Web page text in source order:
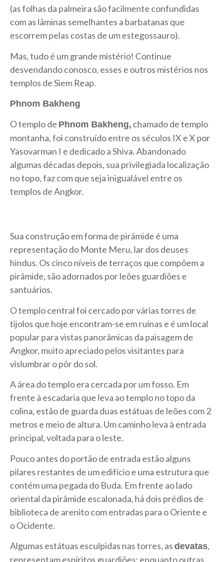
(as folhas da palmeira são facilmente confundidas
com as lâminas semelhantes a barbatanas que
escorrem pelas costas de um estegossauro).
Mas, tudo é um grande mistério! Continue
desvendando conosco, esses e outros mistérios nos
templos de Siem Reap.
Phnom Bakheng
O templo de Phnom Bakheng, chamado de templo
montanha, foi construído entre os séculos IX e X por
Yasovarman I e dedicado a Shiva. Abandonado
algumas décadas depois, sua privilegiada localização
no topo, faz com que seja inigualável entre os
templos de Angkor.
Sua construção em forma de pirâmide é uma
representação do Monte Meru, lar dos deuses
hindus. Os cinco níveis de terraços que compõem a
pirâmide, são adornados por leões guardiões e
santuários.
O templo central foi cercado por várias torres de
tijolos que hoje encontram-se em ruínas e é um local
popular para vistas panorâmicas da paisagem de
Angkor, muito apreciado pelos visitantes para
vislumbrar o pôr do sol.
A área do templo era cercada por um fosso. Em
frente à escadaria que leva ao templo no topo da
colina, estão de guarda duas estátuas de leões com 2
metros e meio de altura. Um caminho leva à entrada
principal, voltada para o leste.
Pouco antes do portão de entrada estão alguns
pilares restantes de um edifício e uma estrutura que
contém uma pegada do Buda. Em frente ao lado
oriental da pirâmide escalonada, há dois prédios de
biblioteca de arenito com entradas para o Oriente e
o Ocidente.
Algumas estátuas esculpidas nas torres, as devatas,
representam espíritos guardiões; enquanto outras,